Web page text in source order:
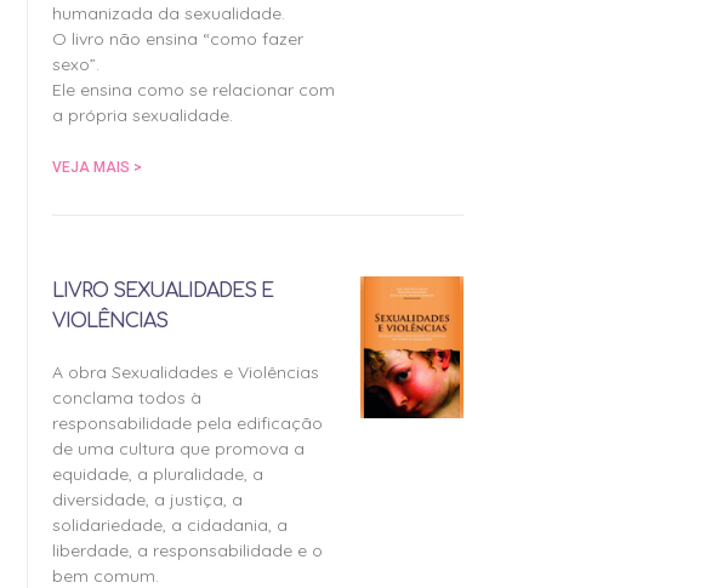
humanizada da sexualidade.
O livro não ensina “como fazer
sexo”.
Ele ensina como se relacionar com
a própria sexualidade.
VEJA MAIS >
LIVRO SEXUALIDADES E
VIOLÊNCIAS
A obra Sexualidades e Violências
conclama todos à
responsabilidade pela edificação
de uma cultura que promova a
equidade, a pluralidade, a
diversidade, a justiça, a
solidariedade, a cidadania, a
liberdade, a responsabilidade e o
bem comum.